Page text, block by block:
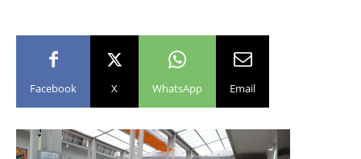
Facebook X WhatsApp Email